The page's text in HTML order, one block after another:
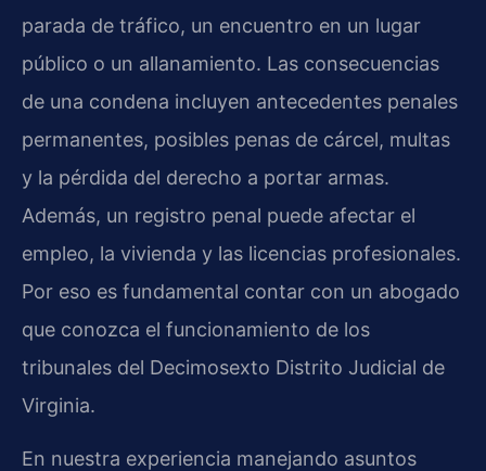
parada de tráfico, un encuentro en un lugar
público o un allanamiento. Las consecuencias
de una condena incluyen antecedentes penales
permanentes, posibles penas de cárcel, multas
y la pérdida del derecho a portar armas.
Además, un registro penal puede afectar el
empleo, la vivienda y las licencias profesionales.
Por eso es fundamental contar con un abogado
que conozca el funcionamiento de los
tribunales del Decimosexto Distrito Judicial de
Virginia.
En nuestra experiencia manejando asuntos